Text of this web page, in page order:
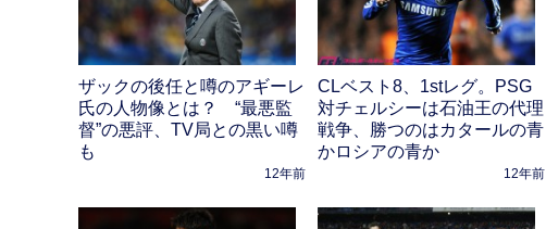
ザックの後任と噂のアギーレ
氏の人物像とは？ “最悪監
督”の悪評、TV局との黒い噂
も
12年前
CLベスト8、1stレグ。PSG
対チェルシーは石油王の代理
戦争、勝つのはカタールの青
かロシアの青か
12年前